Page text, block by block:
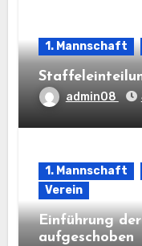
1. Mannschaft
admin08
1. Mannschaft
Verein
Einführung
aufgeschoben